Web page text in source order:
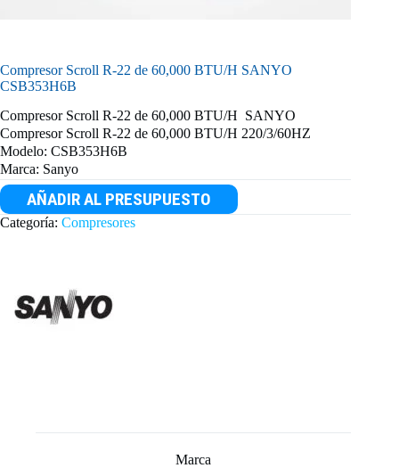
Compresor Scroll R-22 de 60,000 BTU/H SANYO
CSB353H6B
Compresor Scroll R-22 de 60,000 BTU/H SANYO
Compresor Scroll R-22 de 60,000 BTU/H 220/3/60HZ
Modelo: CSB353H6B
Marca: Sanyo
AÑADIR AL PRESUPUESTO
Categoría: Compresores
Marca